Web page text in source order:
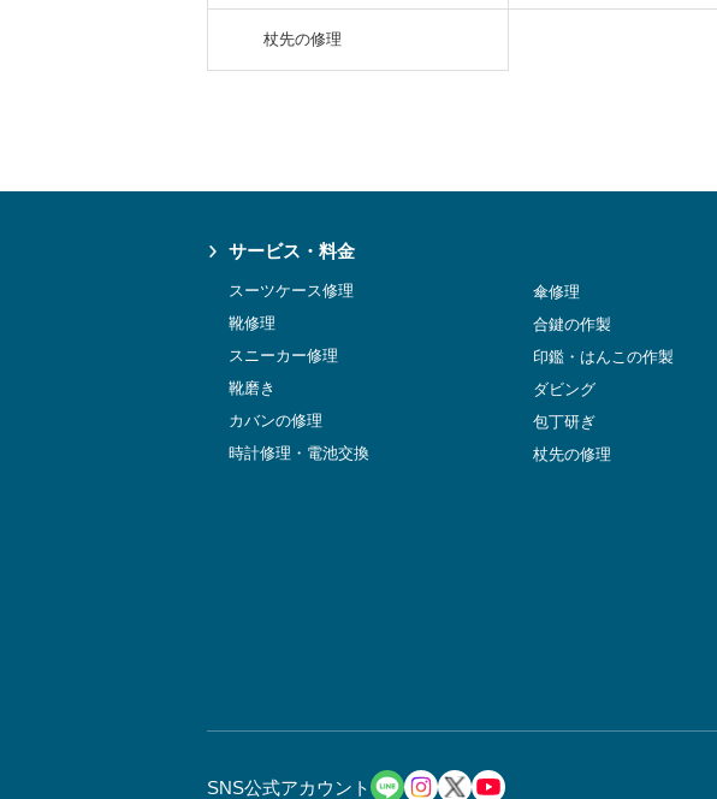
杖先の修理
サービス・料金
スーツケース修理
靴修理
スニーカー修理
靴磨き
カバンの修理
時計修理・電池交換
傘修理
合鍵の作製
印鑑・はんこの作製
ダビング
包丁研ぎ
杖先の修理
SNS公式アカウント